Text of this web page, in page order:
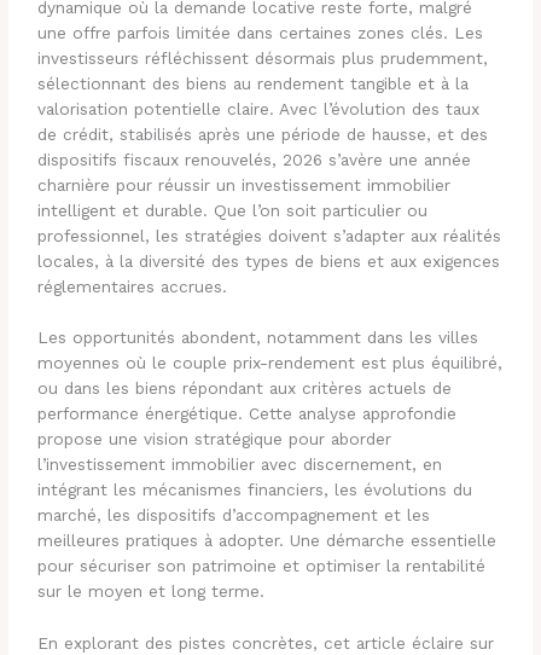
dynamique où la demande locative reste forte, malgré
une offre parfois limitée dans certaines zones clés. Les
investisseurs réfléchissent désormais plus prudemment,
sélectionnant des biens au rendement tangible et à la
valorisation potentielle claire. Avec l’évolution des taux
de crédit, stabilisés après une période de hausse, et des
dispositifs fiscaux renouvelés, 2026 s’avère une année
charnière pour réussir un investissement immobilier
intelligent et durable. Que l’on soit particulier ou
professionnel, les stratégies doivent s’adapter aux réalités
locales, à la diversité des types de biens et aux exigences
réglementaires accrues.
Les opportunités abondent, notamment dans les villes
moyennes où le couple prix-rendement est plus équilibré,
ou dans les biens répondant aux critères actuels de
performance énergétique. Cette analyse approfondie
propose une vision stratégique pour aborder
l’investissement immobilier avec discernement, en
intégrant les mécanismes financiers, les évolutions du
marché, les dispositifs d’accompagnement et les
meilleures pratiques à adopter. Une démarche essentielle
pour sécuriser son patrimoine et optimiser la rentabilité
sur le moyen et long terme.
En explorant des pistes concrètes, cet article éclaire sur